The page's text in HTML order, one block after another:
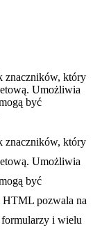
znaczników, który
Umożliwia
być
znaczników, który
Umożliwia
być
HTML pozwala na
i wielu